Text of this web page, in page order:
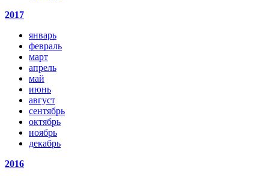
2017
январь
февраль
март
апрель
май
июнь
август
сентябрь
октябрь
ноябрь
декабрь
2016